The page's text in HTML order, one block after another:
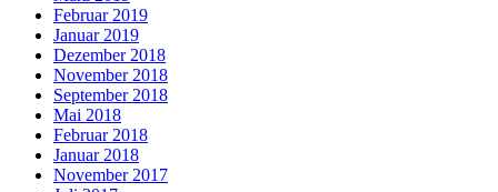
Februar 2019
Januar 2019
Dezember 2018
November 2018
September 2018
Mai 2018
Februar 2018
Januar 2018
November 2017